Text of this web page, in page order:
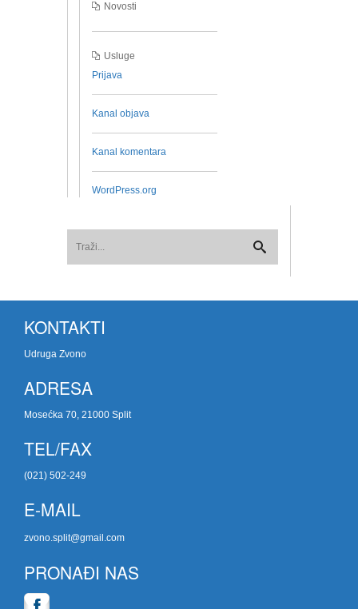
Novosti
Usluge
Prijava
Kanal objava
Kanal komentara
WordPress.org
KONTAKTI
Udruga Zvono
ADRESA
Mosećka 70, 21000 Split
TEL/FAX
(021) 502-249
E-MAIL
zvono.split@gmail.com
PRONAĐI NAS